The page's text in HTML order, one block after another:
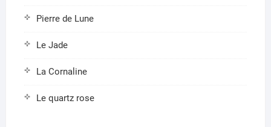
Pierre de Lune
Le Jade
La Cornaline
Le quartz rose